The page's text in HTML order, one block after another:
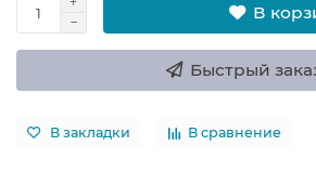
В
Быстрый
В закладки В сравнение